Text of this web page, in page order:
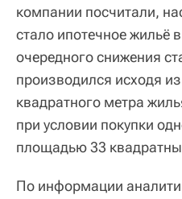
компании посчитали,
стало ипотечное жильё
очередного снижения
производился исходя
квадратного метра
при условии покупки
площадью 33
По информации